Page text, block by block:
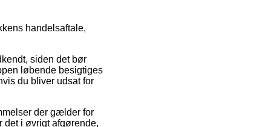
handelsaftale,
siden det bør
løbende besigtiges
du bliver udsat for
der gælder for
det i øvrigt afgørende,